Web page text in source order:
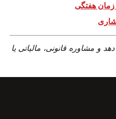
هفتگی
و مشاوره قانونی، مالیاتی یا